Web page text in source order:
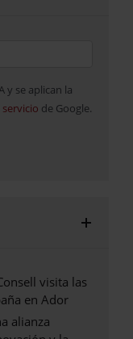
y se aplican la
de Google.
visita las
en Ador
alianza